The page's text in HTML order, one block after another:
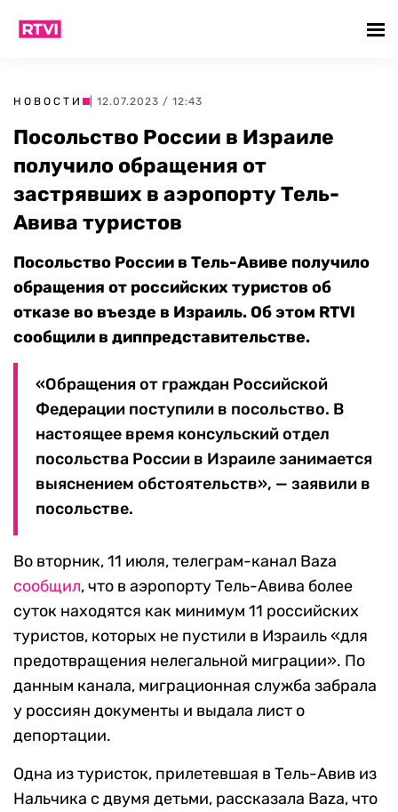
НОВОСТИ | 12.07.2023 / 12:43
Посольство России в Израиле
получило обращения от
застрявших в аэропорту Тель-
Авива туристов
Посольство России в Тель-Авиве получило
обращения от российских туристов об
отказе во въезде в Израиль. Об этом RTVI
сообщили в диппредставительстве.
«Обращения от граждан Российской
Федерации поступили в посольство. В
настоящее время консульский отдел
посольства России в Израиле занимается
выяснением обстоятельств», — заявили в
посольстве.
Во вторник, 11 июля, телеграм-канал Baza
сообщил, что в аэропорту Тель-Авива более
суток находятся как минимум 11 российских
туристов, которых не пустили в Израиль «для
предотвращения нелегальной миграции». По
данным канала, миграционная служба забрала
у россиян документы и выдала лист о
депортации.
Одна из туристок, прилетевшая в Тель-Авив из
Нальчика с двумя детьми, рассказала Baza, что